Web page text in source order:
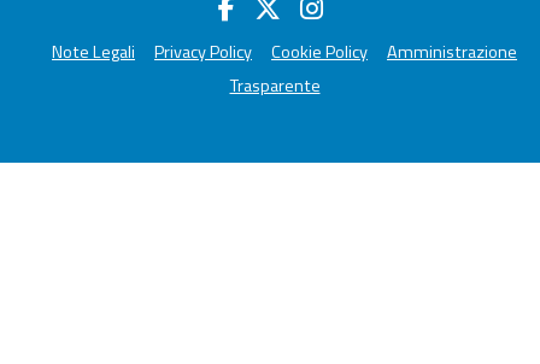
Note Legali Privacy Policy Cookie Policy
Amministrazione
Trasparente